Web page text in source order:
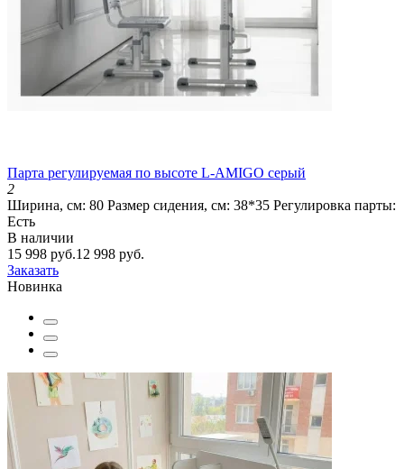
Парта регулируемая по высоте L-AMIGO серый
2
Ширина, см: 80 Размер сидения, см: 38*35 Регулировка парты:
Есть
В наличии
15 998 руб.12 998 руб.
Заказать
Новинка